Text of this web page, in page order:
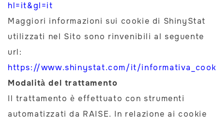
hl=it&gl=it
Maggiori informazioni sui cookie di ShinyStat
utilizzati nel Sito sono rinvenibili al seguente
url:
https://www.shinystat.com/it/
Modalità del trattamento
Il trattamento è effettuato con strumenti
automatizzati da RAISE. In relazione ai cookie